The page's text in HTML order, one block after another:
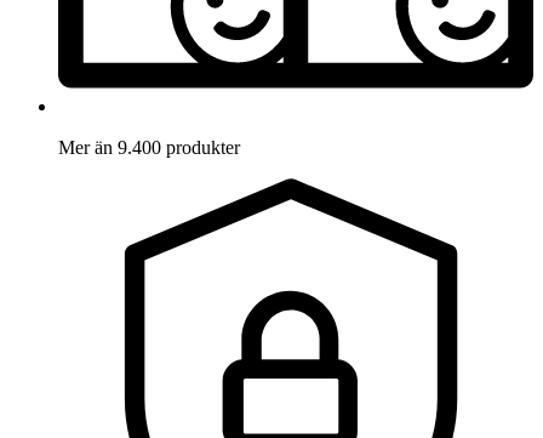
Mer än 9.400 produkter